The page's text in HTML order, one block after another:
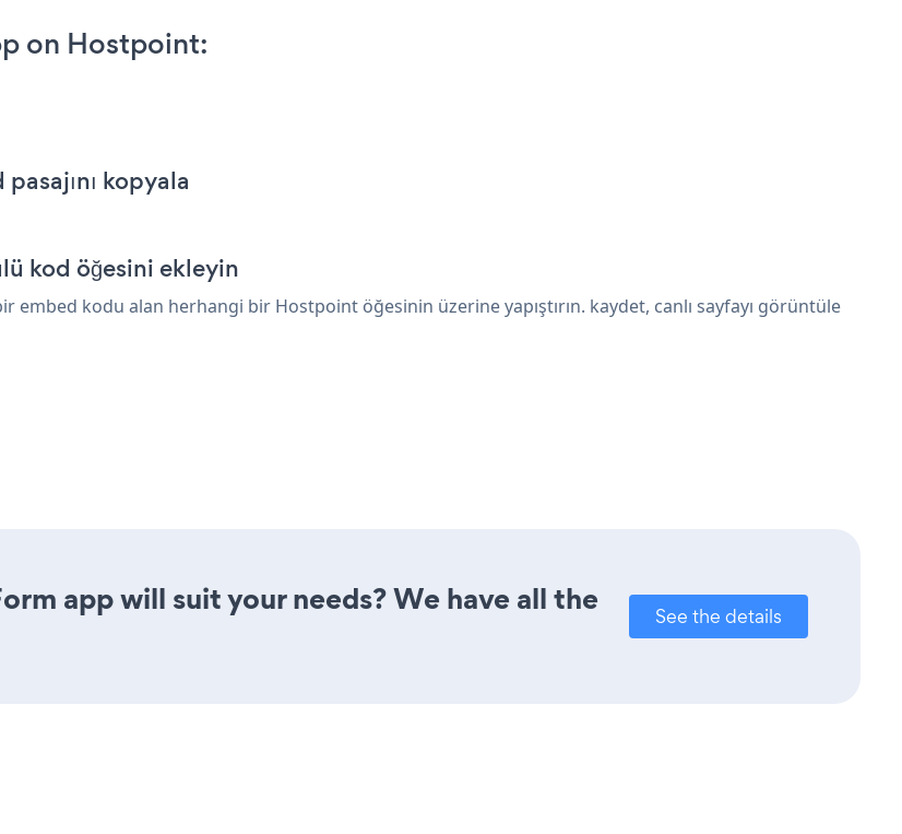
on Hostpoint:
kopyala
kod öğesini ekleyin
kodu alan herhangi bir Hostpoint öğesinin üzerine yapıştırın. kaydet, canlı sayfayı görüntüle
app will suit your needs? We have all the
See the details